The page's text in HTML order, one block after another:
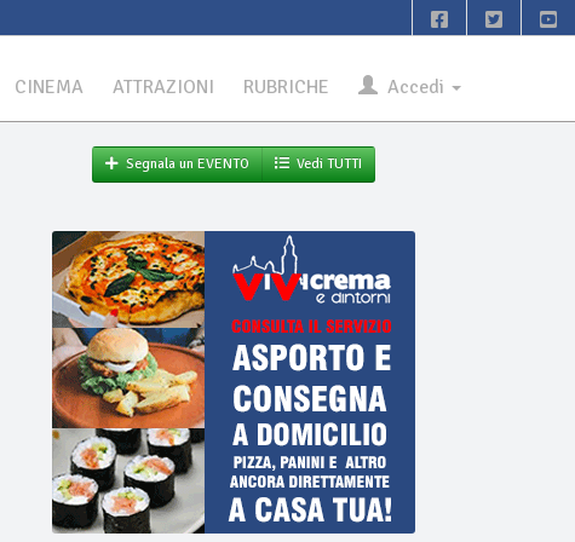
CINEMA ATTRAZIONI RUBRICHE Accedi
Segnala un EVENTO Vedi TUTTI